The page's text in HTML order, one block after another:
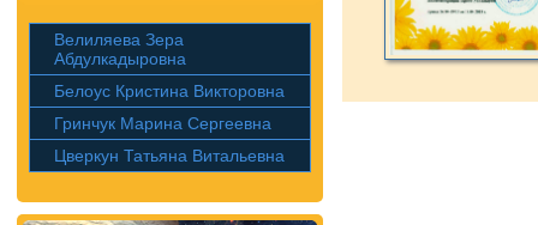
Велиляева Зера
Абдулкадыровна
Белоус Кристина Викторовна
Гринчук Марина Сергеевна
Цверкун Татьяна Витальевна